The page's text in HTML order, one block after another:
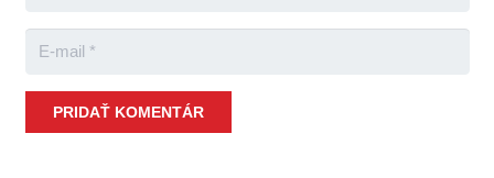
PRIDAŤ KOMENTÁR